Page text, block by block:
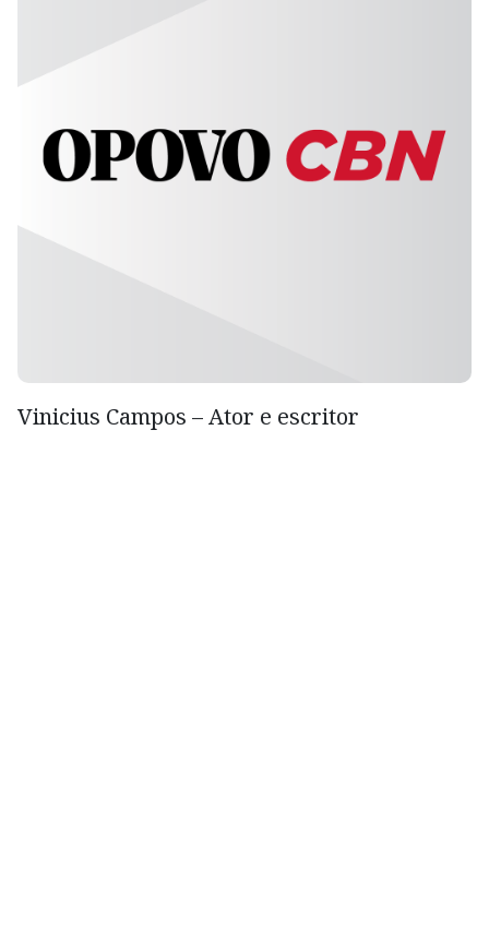
Vinicius Campos – Ator e escritor